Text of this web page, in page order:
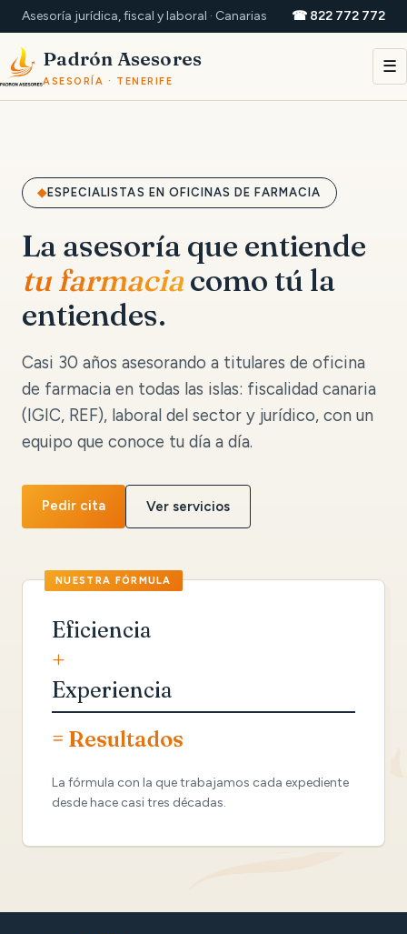
Asesoría jurídica, fiscal y laboral · Canarias ☎ 822 772 772
Padrón Asesores
ASESORÍA · TENERIFE
☰
ESPECIALISTAS EN OFICINAS DE FARMACIA
La asesoría que entiende
tu farmaciacomo tú la
entiendes.
Casi 30 años asesorando a titulares de oficina
de farmacia en todas las islas: fiscalidad canaria
(IGIC, REF), laboral del sector y jurídico, con un
equipo que conoce tu día a día.
Pedir cita Ver servicios
Eficiencia
+
Experiencia
= Resultados
La fórmula con la que trabajamos cada expediente
desde hace casi tres décadas.